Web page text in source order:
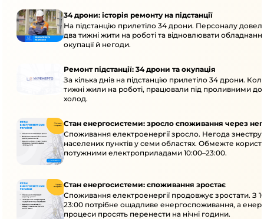
34 дрони: історія ремонту на підстанції
На підстанцію прилетіло 34 дрони. Персоналу
два тижні жити на роботі та відновлювати
окупації й негоди.
Ремонт підстанції: 34 дрони та окупація
За кілька днів на підстанцію прилетіло 34 дрони.
тижні жили на роботі, працювали під проливними
холод.
Стан енергосистеми: зросло споживання через
Споживання електроенергії зросло. Негода
населених пунктів у семи областях. Обмежте
потужними електроприладами 10:00–23:00.
Стан енергосистеми: споживання зростає
Споживання електроенергії продовжує зростати. З
23:00 потрібне ощадливе енергоспоживання, а
процеси просять перенести на нічні години.